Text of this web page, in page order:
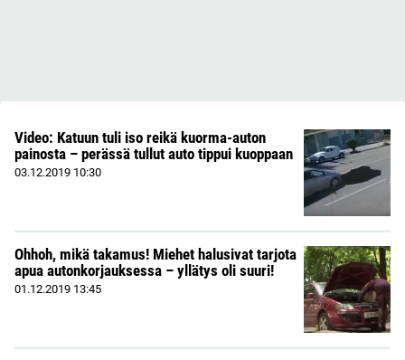
Video: Katuun tuli iso reikä kuorma-auton
painosta – perässä tullut auto tippui kuoppaan
03.12.2019 10:30
Ohhoh, mikä takamus! Miehet halusivat tarjota
apua autonkorjauksessa – yllätys oli suuri!
01.12.2019 13:45